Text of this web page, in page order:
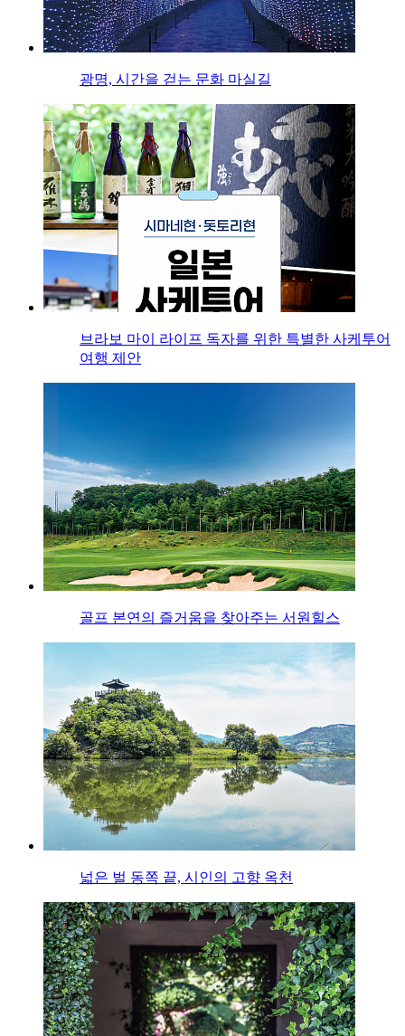
광명, 시간을 걷는 문화 마실길
브라보 마이 라이프 독자를 위한 특별한 사케투어
여행 제안
골프 본연의 즐거움을 찾아주는 서원힐스
넓은 벌 동쪽 끝, 시인의 고향 옥천